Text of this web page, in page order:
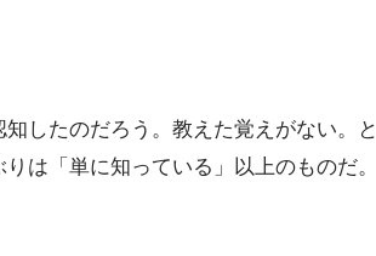
したのだろう。教えた覚えがない。と
は「単に知っている」以上のものだ。